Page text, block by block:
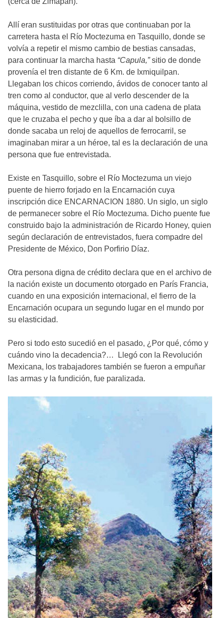
Allí eran sustituidas por otras que continuaban por la
carretera hasta el Río Moctezuma en Tasquillo, donde se
volvía a repetir el mismo cambio de bestias cansadas,
para continuar la marcha hasta “Capula,”sitio de donde
provenía el tren distante de 6 Km. de Ixmiquilpan.
Llegaban los chicos corriendo, ávidos de conocer tanto al
tren como al conductor, que al verlo descender de la
máquina, vestido de mezclilla, con una cadena de plata
que le cruzaba el pecho y que íba a dar al bolsillo de
donde sacaba un reloj de aquellos de ferrocarril, se
imaginaban mirar a un héroe, tal es la declaración de una
persona que fue entrevistada.
Existe en Tasquillo, sobre el Río Moctezuma un viejo
puente de hierro forjado en la Encarnación cuya
inscripción dice ENCARNACION 1880. Un siglo, un siglo
de permanecer sobre el Río Moctezuma. Dicho puente fue
construido bajo la administración de Ricardo Honey, quien
según declaración de entrevistados, fuera compadre del
Presidente de México, Don Porfirio Díaz.
Otra persona digna de crédito declara que en el archivo de
la nación existe un documento otorgado en París Francia,
cuando en una exposición internacional, el fierro de la
Encarnación ocupara un segundo lugar en el mundo por
su elasticidad.
Pero si todo esto sucedió en el pasado, ¿Por qué, cómo y
cuándo vino la decadencia?… Llegó con la Revolución
Mexicana, los trabajadores también se fueron a empuñar
las armas y la fundición, fue paralizada.